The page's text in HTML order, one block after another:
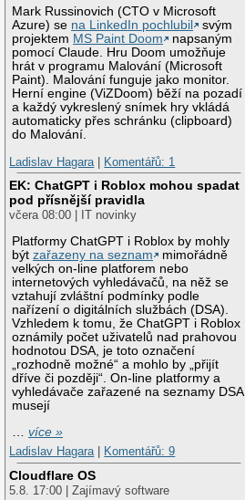
Mark Russinovich (CTO v Microsoft
Azure) se na LinkedIn pochlubil
svým
projektem MS Paint Doom
napsaným
pomocí Claude. Hru Doom umožňuje
hrát v programu Malování (Microsoft
Paint). Malování funguje jako monitor.
Herní engine (ViZDoom) běží na pozadí
a každý vykreslený snímek hry vkládá
automaticky přes schránku (clipboard)
do Malování.
Ladislav Hagara
Komentářů: 1
EK: ChatGPT i Roblox mohou spadat
pod přísnější pravidla
včera 08:00 | IT novinky
Platformy ChatGPT i Roblox by mohly
býtzařazeny na seznam
mimořádně
velkých on-line platforem nebo
internetových vyhledávačů, na něž se
vztahují zvláštní podmínky podle
nařízení o digitálních službách (DSA).
Vzhledem k tomu, že ChatGPT i Roblox
oznámily počet uživatelů nad prahovou
hodnotou DSA, je toto označení
„rozhodně možné“ a mohlo by „přijít
dříve či později“. On-line platformy a
vyhledávače zařazené na seznamy DSA
musejí
…více »
Ladislav Hagara| Komentářů: 9
Cloudflare OS
5.8. 17:00 | Zajímavý software